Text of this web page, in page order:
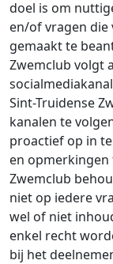
doel is om
en/of vragen die
gemaakt te
Zwemclub volgt
Sint-Truidense
kanalen te
proactief op in
en opmerkingen
Zwemclub
niet op iedere
wel of niet
enkel recht
bij het